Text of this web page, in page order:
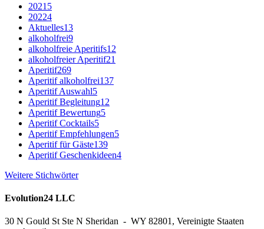
2021 5
20224
Aktuelles13
alkoholfrei9
alkoholfreie Aperitifs12
alkoholfreier Aperitif21
Aperitif269
Aperitif alkoholfrei137
Aperitif Auswahl5
Aperitif Begleitung12
Aperitif Bewertung5
Aperitif Cocktails5
Aperitif Empfehlungen5
Aperitif für Gäste139
Aperitif Geschenkideen4
Weitere Stichwörter
Evolution24 LLC
30 N Gould St Ste N Sheridan - WY 82801, Vereinigte Staaten